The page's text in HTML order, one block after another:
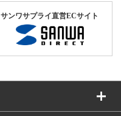
サンワサプライ直営ECサイト